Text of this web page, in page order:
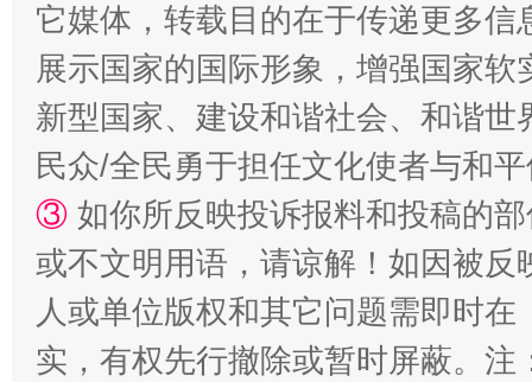
漫山遍野的桃花与雪山、麦地、白藏房 除
它媒体，转载目的在于传递更多
展示国家的国际形象，增强国家
新型国家、建设和谐社会、和谐
民众/全民勇于担任文化使者与和
③ 如你所反映投诉报料和投稿的
或不文明用语，请谅解！如因被
人或单位版权和其它问题需即时在
实，有权先行撤除或暂时屏蔽。